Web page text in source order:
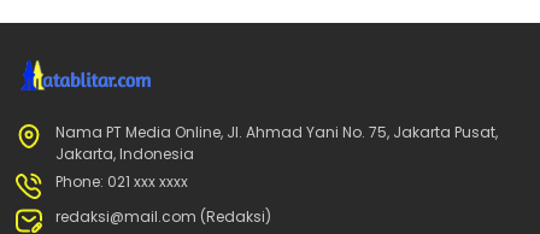
Nama PT Media Online, Jl. Ahmad Yani No. 75, Jakarta Pusat,
Jakarta, Indonesia
Phone: 021 xxx xxxx
redaksi@mail.com (Redaksi)